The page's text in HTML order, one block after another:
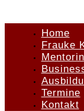
Home
Frauke
Termine
Kontakt